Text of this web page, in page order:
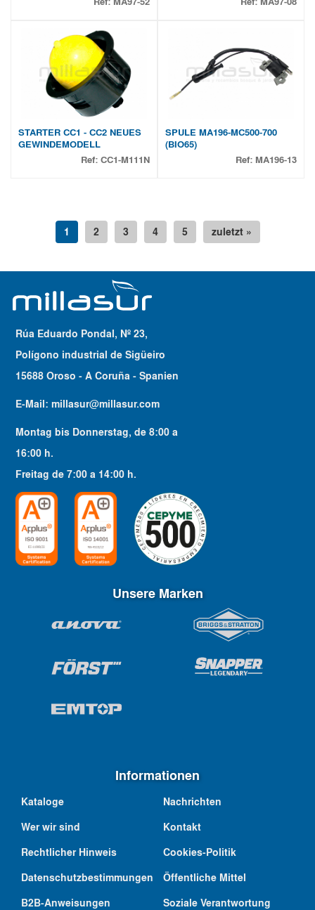
STARTER CC1 - CC2 NEUES
GEWINDEMODELL
Ref: CC1-M111N
SPULE MA196-MC500-700
(BIO65)
Ref: MA196-13
1 2 3 4 5 zuletzt »
Rúa Eduardo Pondal, Nº 23,
Polígono industrial de Sigüeiro
15688 Oroso - A Coruña - Spanien
E-Mail:millasur@millasur.com
Montag bis Donnerstag, de8:00 a
16:00 h.
Freitag de7:00 a 14:00 h.
Unsere Marken
Informationen
Kataloge
Nachrichten
Wer wir sind
Kontakt
Rechtlicher Hinweis
Cookies-Politik
Datenschutzbestimmungen
Öffentliche Mittel
B2B-Anweisungen
Soziale Verantwortung